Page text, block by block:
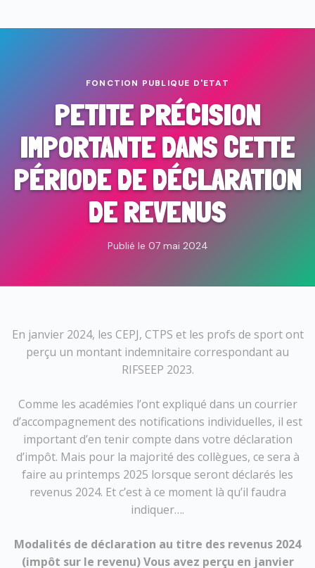
FONCTION PUBLIQUE D'ETAT
PETITE PRÉCISION
IMPORTANTE DANS CETTE
PÉRIODE DE DÉCLARATION
DE REVENUS
Publié le 07 mai 2024
En janvier 2024, les CEPJ, CTPS et les profs de sport ont
perçu un montant indemnitaire correspondant au
RIFSEEP 2023.
Comme les académies l’ont expliqué dans un courrier
d’accompagnement des notifications individuelles, il est
important d’en tenir compte dans votre déclaration
d’impôt. Mais pour la majorité des collègues, ce sera à
faire au printemps 2025 lorsque seront déclarés les
revenus 2024. Et c’est à ce moment là qu’il faudra
indiquer….
Modalités de déclaration au titre des revenus 2024
(impôt sur le revenu) Vous avez perçu en janvier